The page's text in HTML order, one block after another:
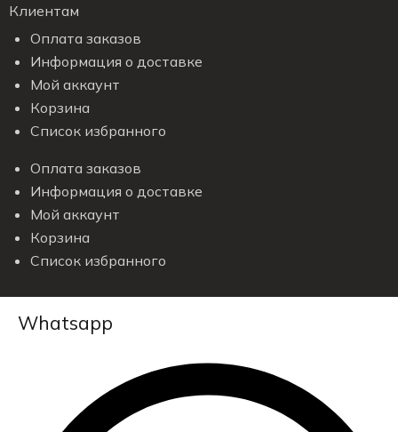
Клиентам
Оплата заказов
Информация о доставке
Мой аккаунт
Корзина
Список избранного
Оплата заказов
Информация о доставке
Мой аккаунт
Корзина
Список избранного
Whatsapp